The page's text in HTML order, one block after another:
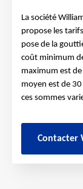
La société
propose les
pose de la
coût minimum
maximum est
moyen est de
ces sommes
Contacter